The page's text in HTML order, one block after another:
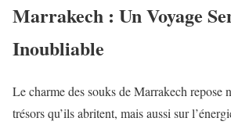
Marrakech : Un Voyage
Inoubliable
Le charme des souks de Marrakech repose
trésors qu’ils abritent, mais aussi sur